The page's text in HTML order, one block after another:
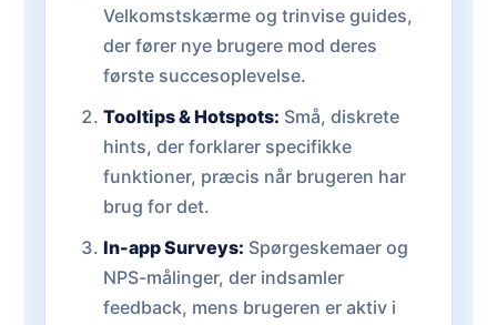
Velkomstskærme og trinvise guides,
der fører nye brugere mod deres
første succesoplevelse.
Tooltips & Hotspots: Små, diskrete
hints, der forklarer specifikke
funktioner, præcis når brugeren har
brug for det.
In-app Surveys: Spørgeskemaer og
NPS-målinger, der indsamler
feedback, mens brugeren er aktiv i